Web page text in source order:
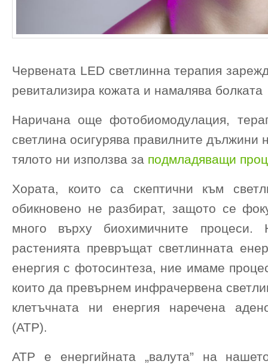
Червената LED светлинна терапия
ревитализира кожата и намалява болката
Наричана още фотобиомодулация,
светлина осигурява правилните дължини
тялото ни използва за подмладяващи
Хората, които са скептични към
обикновено не разбират, защото се
много върху биохимичните процеси.
растенията превръщат светлинната
енергия с фотосинтеза, ние имаме
които да превърнем инфрачервена
клетъчната ни енергия наречена
(ATP).
ATP е енергийната „валута” на